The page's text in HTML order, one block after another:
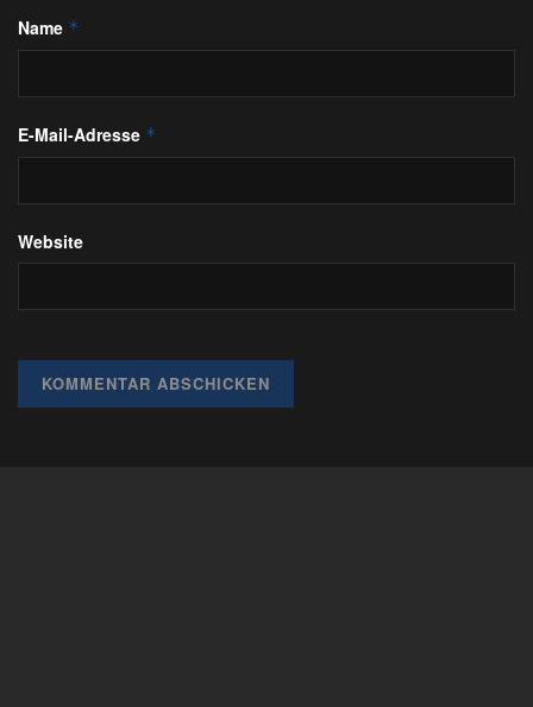
Name *
E-Mail-Adresse *
Website